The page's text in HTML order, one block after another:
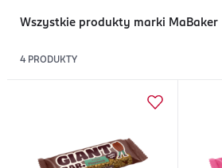
Wszystkie produkty marki MaBaker
4 PRODUKTY